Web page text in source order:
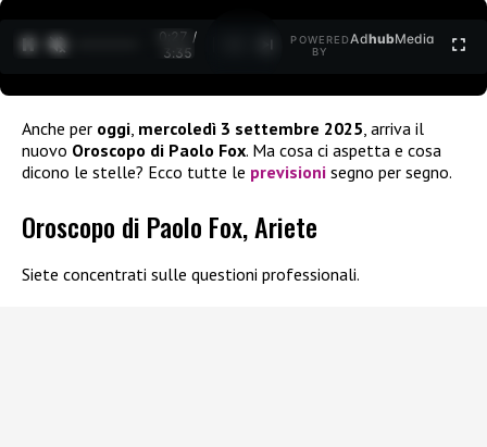
0:27 /
3:35
POWERED
BY
AdhubMedia
Anche per oggi mercoledì 3 settembre 2025 , arriva il
nuovo Oroscopo di Paolo Fox. Ma cosa ci aspetta e cosa
dicono le stelle? Ecco tutte le previsioni segno per segno.
Oroscopo di Paolo Fox, Ariete
Siete concentrati sulle questioni professionali.